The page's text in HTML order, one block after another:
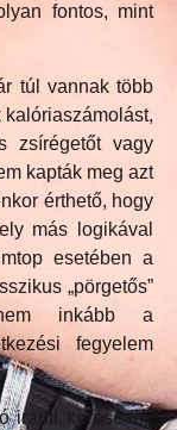
fontos, mint
túl vannak több
zsírégetőt vagy
kapták meg azt
érthető, hogy
más logikával
esetében a
„pörgetős”
inkább a
fegyelem
iránti keresések